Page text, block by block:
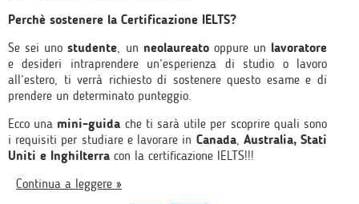
Perchè sostenere la Certificazione IELTS?
Se sei unostudente, un neolaureatooppure un lavoratore
e desideri intraprendere un’esperienza di studio o lavoro
all’estero, ti verrà richiesto di sostenere questo esame e di
prendere un determinato punteggio.
Ecco unamini-guida che ti sarà utile per scoprire quali sono
i requisiti per studiare e lavorare in Canada, Australia, Stati
Uniti e Inghilterra con la certificazione IELTS!!!
Continua a leggere »